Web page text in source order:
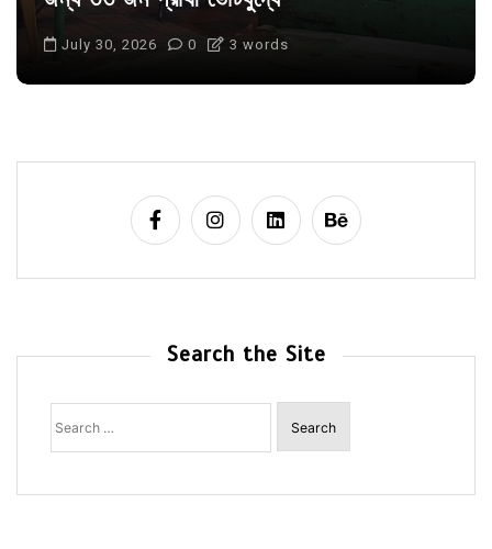
July 30, 2026 0 3 words
Search the Site
Search
for: